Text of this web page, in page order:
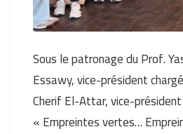
Sous le patronage du Prof.
Essawy, vice-président
Cherif El-Attar, vice-
« Empreintes vertes…